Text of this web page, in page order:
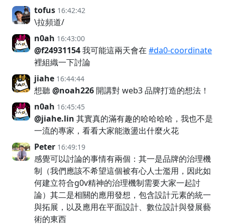
tofus 16:42:42
\拉頻道/
n0ah 16:43:00
@f24931154我可能這兩天會在 #da0-coordinate
裡組織一下討論
jiahe 16:44:44
想聽@noah226 開講對 web3 品牌打造的想法！
n0ah 16:45:45
@jiahe.lin 其實真的滿有趣的哈哈哈哈，我也不是
一流的專家，看看大家能激盪出什麼火花
Peter 16:49:19
感覺可以討論的事情有兩個：其一是品牌的治理機
制（我們應該不希望這個被有心人士濫用，因此如
何建立符合g0v精神的治理機制需要大家一起討
論）其二是相關的應用發想，包含設計元素的統一
與拓展，以及應用在平面設計、數位設計與發展藝
術的東西